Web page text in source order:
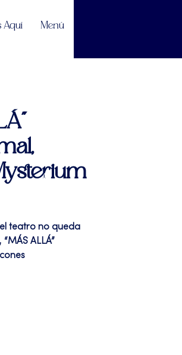
Aquí Menú
teatro no queda
ALLÁ”